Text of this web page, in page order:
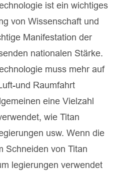
ist ein wichtiges
von Wissenschaft und
Manifestation der
nationalen Stärke.
muss mehr auf
und Raumfahrt
eine Vielzahl
wie Titan
usw. Wenn die
Schneiden von Titan
legierungen verwendet